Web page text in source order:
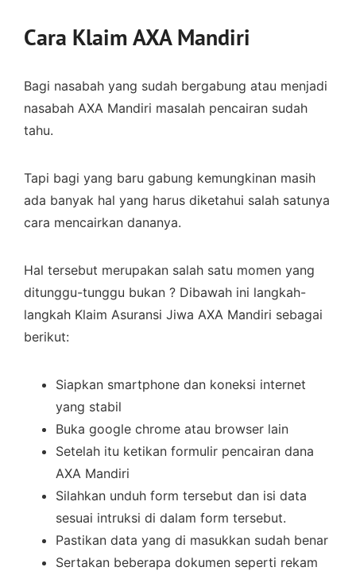
Cara Klaim AXA Mandiri
Bagi nasabah yang sudah bergabung atau menjadi
nasabah AXA Mandiri masalah pencairan sudah
tahu.
Tapi bagi yang baru gabung kemungkinan masih
ada banyak hal yang harus diketahui salah satunya
cara mencairkan dananya.
Hal tersebut merupakan salah satu momen yang
ditunggu-tunggu bukan ? Dibawah ini langkah-
langkah Klaim Asuransi Jiwa AXA Mandiri sebagai
berikut:
Siapkan smartphone dan koneksi internet
yang stabil
Buka google chrome atau browser lain
Setelah itu ketikan formulir pencairan dana
AXA Mandiri
Silahkan unduh form tersebut dan isi data
sesuai intruksi di dalam form tersebut.
Pastikan data yang di masukkan sudah benar
Sertakan beberapa dokumen seperti rekam